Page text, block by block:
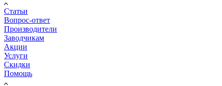
Статьи
Вопрос-ответ
Производители
Заводчикам
Акции
Услуги
Скидки
Помощь